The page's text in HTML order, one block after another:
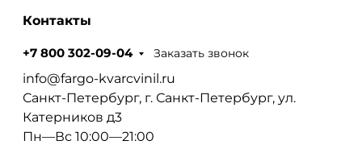
Контакты
+7 800 302-09-04 Заказать звонок
info@fargo-kvarcvinil.ru
Санкт-Петербург, г. Санкт-Петербург, ул.
Катерников д3
Пн—Вс 10:00—21:00